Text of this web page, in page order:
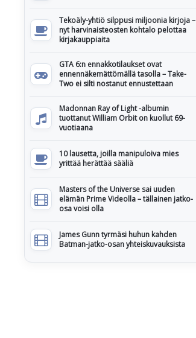
Tekoäly-yhtiö silppusi miljoonia kirjoja –
nyt harvinaisteosten kohtalo pelottaa
kirjakauppiaita
GTA 6:n ennakkotilaukset ovat
ennennäkemättömällä tasolla – Take-
Two ei silti nostanut ennustettaan
Madonnan Ray of Light -albumin
tuottanut William Orbit on kuollut 69-
vuotiaana
10 lausetta, joilla manipuloiva mies
yrittää herättää sääliä
Masters of the Universe sai uuden
elämän Prime Videolla – tällainen jatko-
osa voisi olla
James Gunn tyrmäsi huhun kahden
Batman-jatko-osan yhteiskuvauksista